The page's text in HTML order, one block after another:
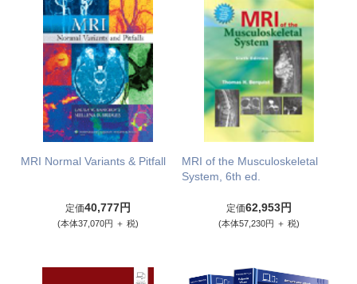
MRI Normal Variants & Pitfall
定価40,777円
(本体37,070円 ＋ 税)
MRI of the Musculoskeletal
System, 6th ed.
定価62,953円
(本体57,230円 ＋ 税)